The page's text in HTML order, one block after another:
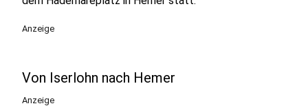
Anzeige
Von Iserlohn nach Hemer
Anzeige